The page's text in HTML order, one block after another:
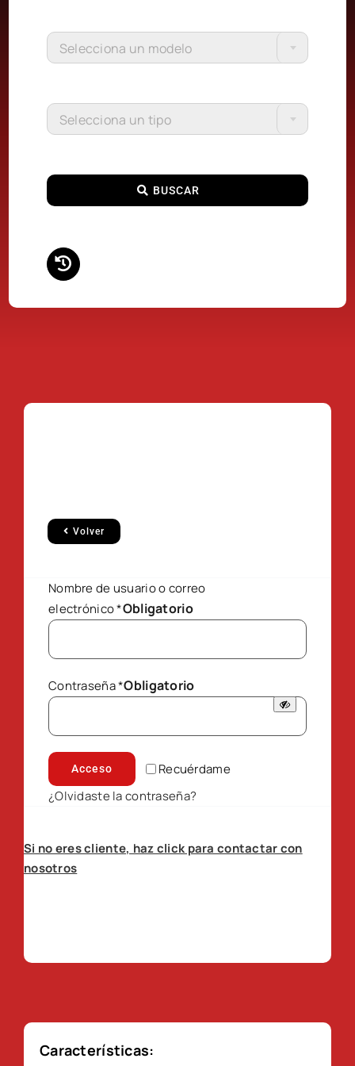
Selecciona un modelo
Selecciona un tipo
BUSCAR
Volver
Nombre de usuario o correo
electrónico*Obligatorio
Contraseña*Obligatorio
Recuérdame
Acceso
¿Olvidaste la contraseña?
Si no eres cliente, haz click para contactar con
nosotros
Características: